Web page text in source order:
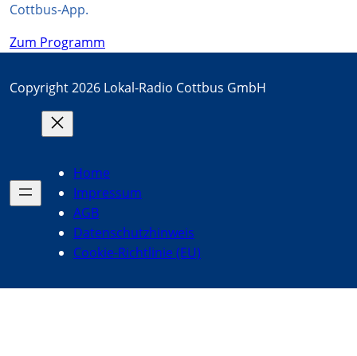
Cottbus-App.
Zum Programm
Copyright 2026 Lokal-Radio Cottbus GmbH
Home
Impressum
AGB
Datenschutzhinweis
Cookie-Richtlinie (EU)